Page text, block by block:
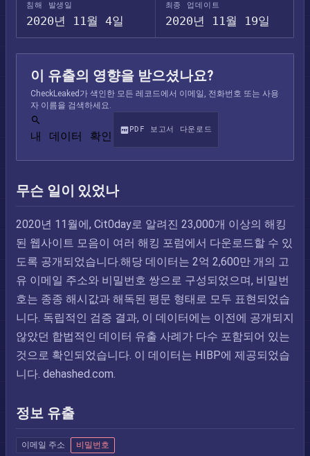
침해 발생일
2020년 11월 4일
최종 업데이트
2020년 11월 19일
이 유출의 영향을 받으셨나요?
CheckLeaked가 색인한 모든 레코드에서 이메일, 전화번호 또는 사용
자 이름을 검색하세요.
내 데이터 확인
PDF 보고서 다운로드
무슨 일이 있었나
2020년 11월에, Cit0day로 알려진 23,000개 이상의 해킹
된 웹사이트 모음이 여러 해킹 포럼에서 다운로드할 수 있
도록 공개되었습니다.해당 데이터는 2억 2,600만 개의 고
유 이메일 주소와 비밀번호 쌍으로 구성되었으며, 비밀번
호는 종종 해시값과 해독된 평문 형태로 모두 표현되었습
니다. 독립적인 검증 결과, 이 데이터에는 이전에 공개되지
않았던 합법적인 데이터 유출 사례가 다수 포함되어 있는
것으로 확인되었습니다. 이 데이터는 HIBP에 제공되었습
니다. dehashed.com.
정보 유출
이메일 주소 비밀번호